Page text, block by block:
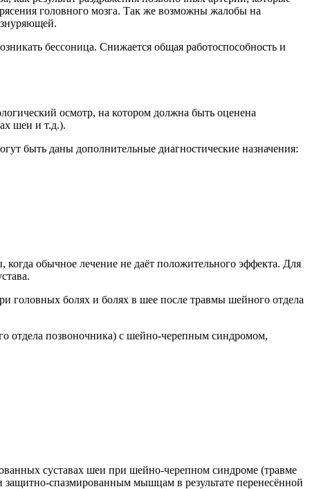
головного мозга. Так же возможны жалобы на
бессоница. Снижается общая работоспособность и
осмотр, на котором должна быть оценена
шеи и т.д.).
быть даны дополнительные диагностические назначения:
обычное лечение не даёт положительного эффекта. Для
головных болях и болях в шее после травмы шейного отдела
отдела позвоночника) с шейно-черепным синдромом,
суставах шеи при шейно-черепном синдроме (травме
спазмированным мышцам в результате перенесённой